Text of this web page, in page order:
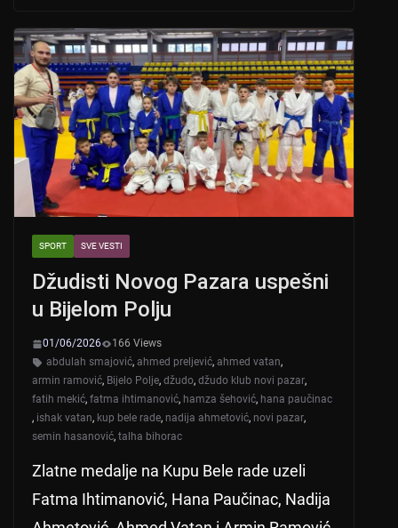
A
p
p
b
o
o
k
SPORT SVE VESTI
Džudisti Novog Pazara uspešni
u Bijelom Polju
01/06/2026
166 Views
abdulah smajović, ahmed preljević, ahmed vatan,
armin ramović, Bijelo Polje, džudo, džudo klub novi pazar,
fatih mekić, fatma ihtimanović, hamza šehović, hana paučinac
, ishak vatan, kup bele rade, nadija ahmetović, novi pazar,
semin hasanović, talha bihorac
Zlatne medalje na Kupu Bele rade uzeli
Fatma Ihtimanović, Hana Paučinac, Nadija